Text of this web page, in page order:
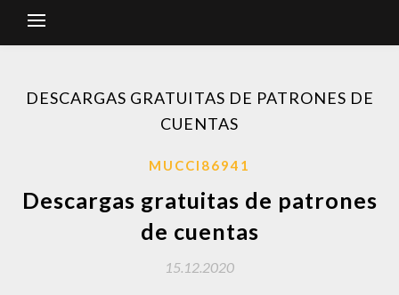
DESCARGAS GRATUITAS DE PATRONES DE
CUENTAS
MUCCI86941
Descargas gratuitas de patrones
de cuentas
15.12.2020